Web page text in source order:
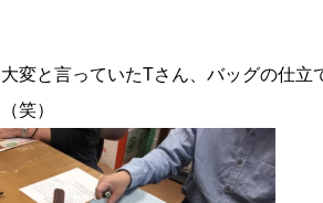
変と言っていたTさん、バッグの仕立
笑）